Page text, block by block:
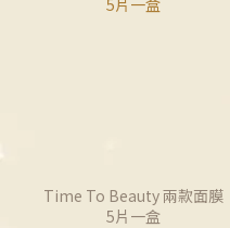
Time To Beauty 兩款面膜
5片一盒